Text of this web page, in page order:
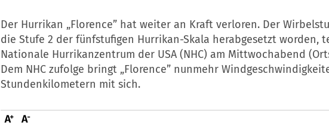
Der Hurrikan „Florence” hat weiter an Kraft verloren. Der
die Stufe 2 der fünfstufigen Hurrikan-Skala herabgesetzt worden,
Nationale Hurrikanzentrum der USA (NHC) am Mittwochabend
Dem NHC zufolge bringt „Florence” nunmehr
Stundenkilometern mit sich.